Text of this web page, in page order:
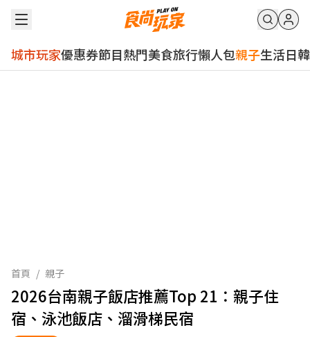
城市玩家優惠券節目熱門美食旅行懶人包親子生活日韓
首頁 / 親子
2026台南親子飯店推薦Top 21：親子住
宿、泳池飯店、溜滑梯民宿